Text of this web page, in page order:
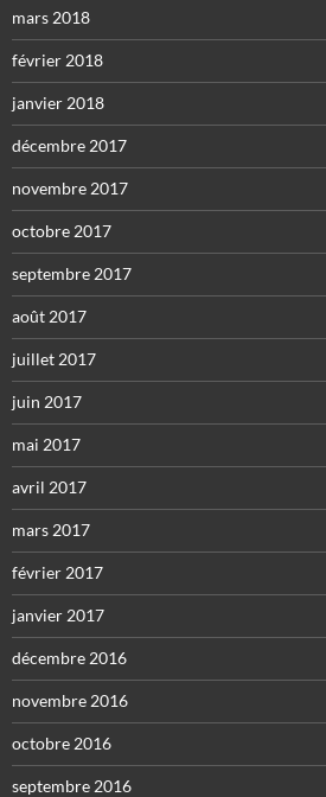
mars 2018
février 2018
janvier 2018
décembre 2017
novembre 2017
octobre 2017
septembre 2017
août 2017
juillet 2017
juin 2017
mai 2017
avril 2017
mars 2017
février 2017
janvier 2017
décembre 2016
novembre 2016
octobre 2016
septembre 2016